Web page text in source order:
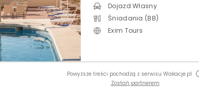
Dojazd Własny
Śniadania (BB)
Exim Tours
Powyższe treści pochodzą z serwisu Wakacje.pl
Zostań partnerem